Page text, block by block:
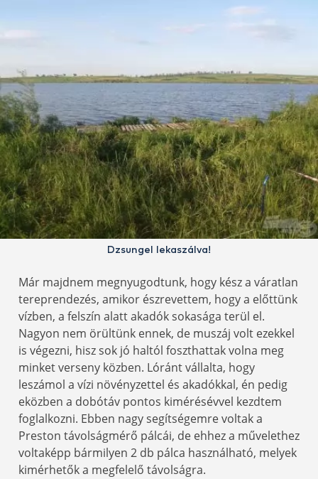
Dzsungel lekaszálva!
Már majdnem megnyugodtunk, hogy kész a váratlan
tereprendezés, amikor észrevettem, hogy a előttünk
vízben, a felszín alatt akadók sokasága terül el.
Nagyon nem örültünk ennek, de muszáj volt ezekkel
is végezni, hisz sok jó haltól foszthattak volna meg
minket verseny közben. Lóránt vállalta, hogy
leszámol a vízi növényzettel és akadókkal, én pedig
eközben a dobótáv pontos kimérésévvel kezdtem
foglalkozni. Ebben nagy segítségemre voltak a
Preston távolságmérő pálcái, de ehhez a művelethez
voltaképp bármilyen 2 db pálca használható, melyek
kimérhetők a megfelelő távolságra.